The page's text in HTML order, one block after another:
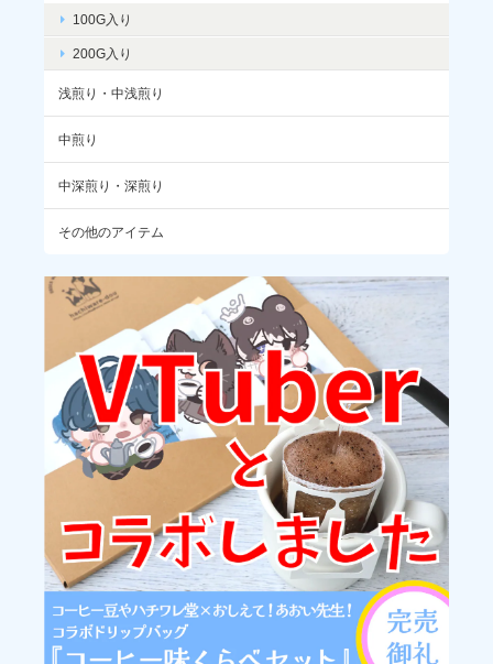
もとても気に入ってくれて『美味しい〜』とゴクゴク。 美味しく
て楽しい時間をありがとうございました♪
いつもありがとうございます。お友だち
ぜひまたよろしくお願いいたします。
2026/06/08
美味しかったです〜〜！ 個人焙煎、応援してます！
このたびはありがとうございました！こ
れからも美味しいコーヒーをお届けでき
るように頑張ります
ブラジル / プレミアムショコラ サントアントニオ
2026/05/18
100G入り
200G入り
浅煎り・中浅煎り
中煎り
中深煎り・深煎り
その他のアイテム